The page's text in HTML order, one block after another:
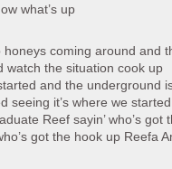
what’s up
coming around and
watch the situation cook up
and the underground
seeing it’s where we
Reef sayin’ who’s got
got the hook up Reefa